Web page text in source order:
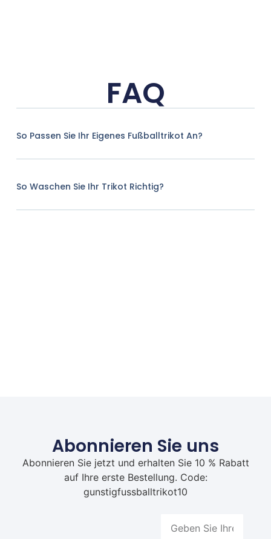
FAQ
So Passen Sie Ihr Eigenes Fußballtrikot An?
So Waschen Sie Ihr Trikot Richtig?
Abonnieren Sie uns
Abonnieren Sie jetzt und erhalten Sie 10 % Rabatt
auf Ihre erste Bestellung. Code:
gunstigfussballtrikot10